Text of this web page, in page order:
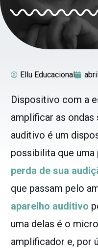
Ellu Educacional
Dispositivo com a
amplificar as ondas
auditivo é um
possibilita que
perda de sua
que passam pelo
aparelho auditivo
uma delas é o
amplificador e, por